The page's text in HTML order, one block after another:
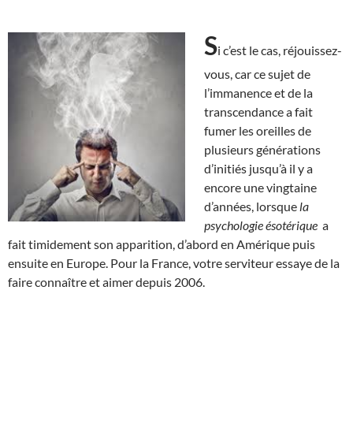
Si c’est le cas, réjouissez-
vous, car ce sujet de
l’immanence et de la
transcendance a fait
fumer les oreilles de
plusieurs générations
d’initiés jusqu’à il y a
encore une vingtaine
d’années, lorsque la
psychologie ésotérique a
fait timidement son apparition, d’abord en Amérique puis
ensuite en Europe. Pour la France, votre serviteur essaye de la
faire connaître et aimer depuis 2006.